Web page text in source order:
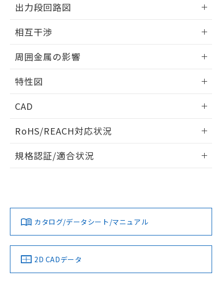
外形図
出力段回路図
出力段回路図
タイムチャート
相互干渉
相互干渉
A: 110mm以上、B: 90mm以上
周囲金属の影響
周囲金属の影響
特性図
検出物体の大きさと材質による影響
CAD
ドすることができます。
ログイン/会員登録
ダウンロードデータをご利用いただく前に、以下を必ずお読
みください。
ソフトウェアの使用条件
RoHS/REACH対応状況
EU RoHS 注意事項・凡例
対応済み
中国 RoHS 注意事項・凡例
規格認証/適合状況
LR型式承認
（イギリス
船舶規格）
DNV型式承認
（ノルウェー
BV型式承認
（フランス
KR型式
（韓国
No No No No
カタログ/データシート/マニュアル
2D CADデータ
※当社の共同利用者とは、
の共同利用に関して"
の「1.共同利
指します。
EU RoHS指令（10物質）の非含有証明書
51物質の非含有証明書（当社基準）
※本証明書は発行日時点で非含有を証明す
るもので、過去に遡って非含有を証明する
また、RoHS指令のフタル酸エステル類４
物質の対応では、対応完了までの期間は出
荷製品に未対応品が混在することから備考
り、2022年1月12日より割愛しておりま
す。